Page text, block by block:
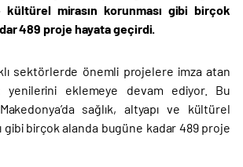
kültürel mirasın korunması gibi birçok
489 proje hayata geçirdi.
sektörlerde önemli projelere imza atan
yenilerini eklemeye devam ediyor. Bu
sağlık, altyapı ve kültürel
gibi birçok alanda bugüne kadar 489 proje